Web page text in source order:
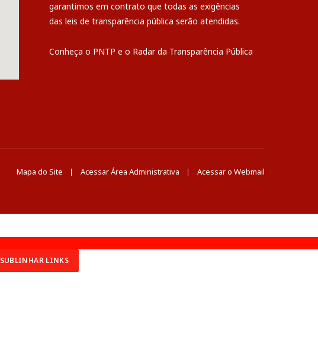
garantimos em contrato que todas as exigências
das leis de transparência pública serão atendidas.
Conheça o PNTP e o Radar da Transparência Pública
Mapa do Site Acessar Área Administrativa Acessar o Webmail
SUBLINHAR LINKS